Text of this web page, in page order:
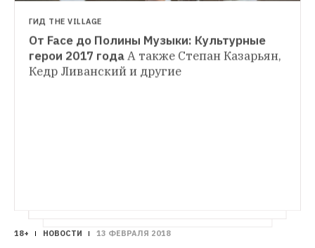
ГИД THE VILLAGE
«При президенте Навальном ничего
подобного не будет» Каким политик
ГИД THE VILLAGE
От Face до Полины Музыки: Культурные
герои 2017 годаА также Степан Казарьян,
Кедр Ливанский и другие
18+ НОВОСТИ 13 ФЕВРАЛЯ 2018